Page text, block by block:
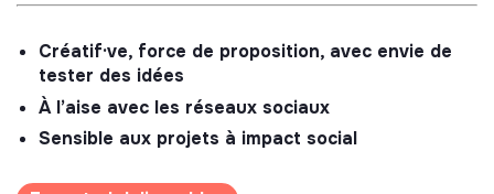
Créatif·ve, force de proposition, avec envie de
tester des idées
À l’aise avec les réseaux sociaux
Sensible aux projets à impact social